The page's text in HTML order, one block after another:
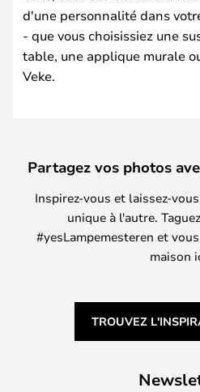
d'une personnalité dans
- que vous choisissiez une
table, une applique murale
Veke.
Partagez vos photos
Inspirez-vous et laissez-
unique à l'autre.
#yesLampemesteren et
maison
TROUVEZ